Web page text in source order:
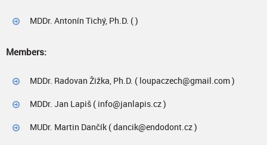
MDDr. Antonín Tichý, Ph.D. ( )
Members:
MDDr. Radovan Žižka, Ph.D. ( loupaczech@gmail.com )
MDDr. Jan Lapiš ( info@janlapis.cz )
MUDr. Martin Dančík ( dancik@endodont.cz )